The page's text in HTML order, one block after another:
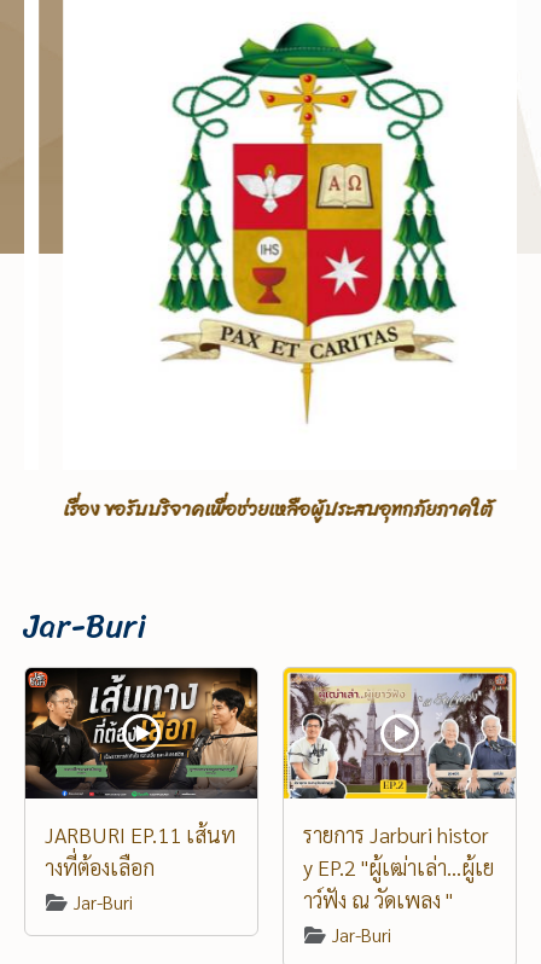
เรื่อง ขอรับบริจาคเพื่อช่วยเหลือผู้ประสบอุทกภัยภาคใต้
Jar-Buri
JARBURI EP.11 เส้นท
างที่ต้องเลือก
Jar-Buri
รายการ Jarburi histor
y EP.2 "ผู้เฒ่าเล่า...ผู้เย
าว์ฟัง ณ วัดเพลง "
Jar-Buri